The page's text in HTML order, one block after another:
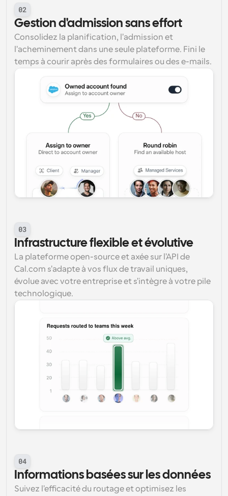
02
Gestion d'admission sans effort
Consolidez la planification, l'admission et
l'acheminement dans une seule plateforme. Fini le
temps à courir après des formulaires ou des e-mails.
03
Infrastructure flexible et évolutive
La plateforme open-source et axée sur l'API de
Cal.com s'adapte à vos flux de travail uniques,
évolue avec votre entreprise et s'intègre à votre pile
technologique.
04
Informations basées sur les données
Suivez l'efficacité du routage et optimisez les